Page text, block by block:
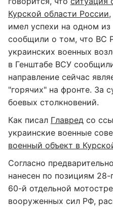
Курской области России
имел успехи на одном
сообщили о том, что ВС
украинских военных
в Генштабе ВСУ
направление сейчас
"горячих" на фронте. За
боевых столкновений.
Как писал Главред со
украинские военные
военный объект в
Согласно
нанесен по позициям 28-
60-й отдельной
вооруженных сил РФ,